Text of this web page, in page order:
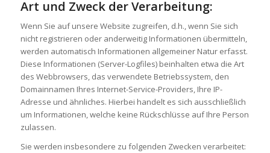
Art und Zweck der Verarbeitung:
Wenn Sie auf unsere Website zugreifen, d.h., wenn Sie sich
nicht registrieren oder anderweitig Informationen übermitteln,
werden automatisch Informationen allgemeiner Natur erfasst.
Diese Informationen (Server-Logfiles) beinhalten etwa die Art
des Webbrowsers, das verwendete Betriebssystem, den
Domainnamen Ihres Internet-Service-Providers, Ihre IP-
Adresse und ähnliches. Hierbei handelt es sich ausschließlich
um Informationen, welche keine Rückschlüsse auf Ihre Person
zulassen.
Sie werden insbesondere zu folgenden Zwecken verarbeitet: